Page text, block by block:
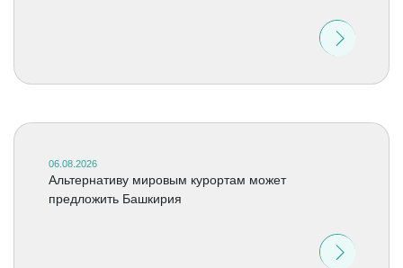
06.08.2026
Альтернативу мировым курортам может
предложить Башкирия